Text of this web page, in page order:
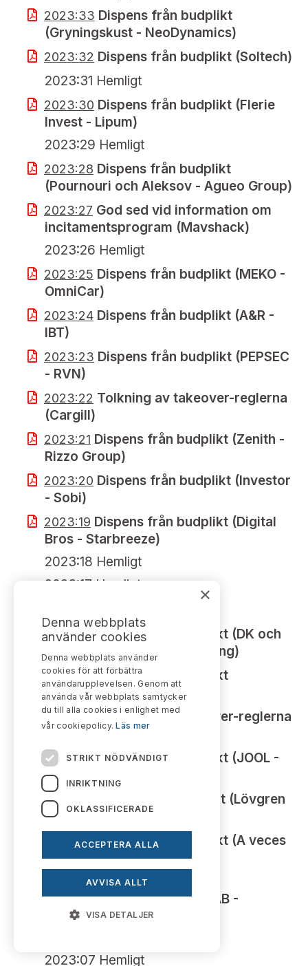
2023:33 Dispens från budplikt
(Gryningskust - NeoDynamics)
2023:32 Dispens från budplikt (Soltech)
2023:31 Hemligt
2023:30 Dispens från budplikt (Flerie
Invest - Lipum)
2023:29 Hemligt
2023:28 Dispens från budplikt
(Pournouri och Aleksov - Agueo Group)
2023:27 God sed vid information om
incitamentsprogram (Mavshack)
2023:26 Hemligt
2023:25 Dispens från budplikt (MEKO -
OmniCar)
2023:24 Dispens från budplikt (A&R -
IBT)
2023:23 Dispens från budplikt (PEPSEC
- RVN)
2023:22 Tolkning av takeover-reglerna
(Cargill)
2023:21 Dispens från budplikt (Zenith -
Rizzo Group)
2023:20 Dispens från budplikt (Investor
- Sobi)
2023:19 Dispens från budplikt (Digital
Bros - Starbreeze)
2023:18 Hemligt
2023:17 Hemligt
2023:15Dispens från budplikt (DK och
Soffloch - Free2Move Holding)
2023:14 Dispens från budplikt
(Koncentra - Alligator)
2023:13Dispens från takeover-reglerna
(TEXEL - Sw Stirling)
2023:12Dispens från budplikt (JOOL -
Pegroco)
2023:11
Dispens från budplikt (Lövgren
& Partners - Ellen)
2023:10Dispens från budplikt (A veces
- Spiffbet)
2023:09God sed vid
närståendetransaktion (SAAB -
Vectura)
2023:07 Hemligt
×
Denna webbplats
använder cookies
Denna webbplats använder
cookies för att förbättra
användarupplevelsen. Genom att
använda vår webbplats samtycker
du till alla cookies i enlighet med
vår cookiepolicy.Läs mer
STRIKT NÖDVÄNDIGT
INRIKTNING
OKLASSIFICERADE
ACCEPTERA ALLA
AVVISA ALLT
VISA DETALJER